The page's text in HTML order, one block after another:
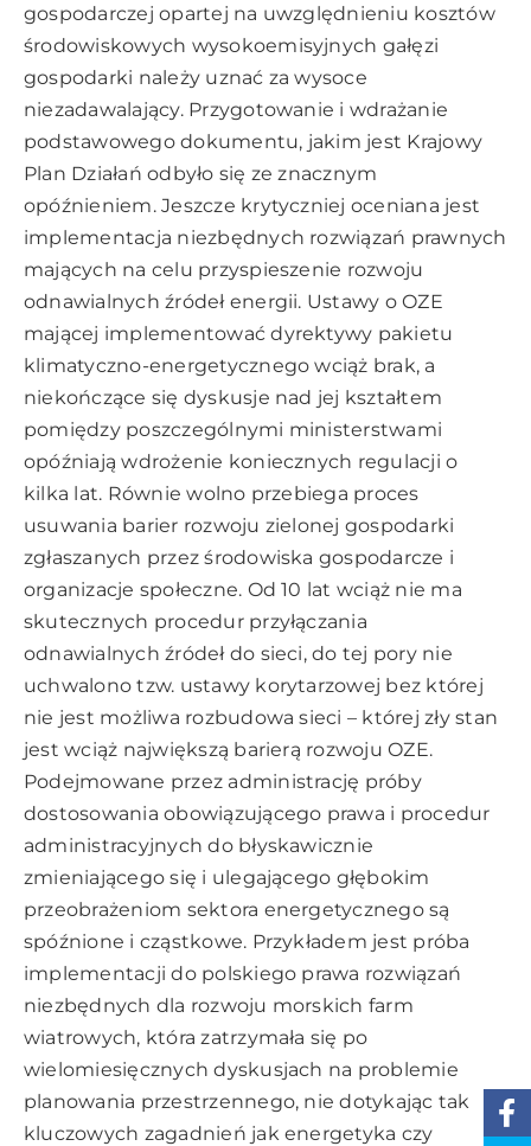
gospodarczej opartej na uwzględnieniu kosztów
środowiskowych wysokoemisyjnych gałęzi
gospodarki należy uznać za wysoce
niezadawalający. Przygotowanie i wdrażanie
podstawowego dokumentu, jakim jest Krajowy
Plan Działań odbyło się ze znacznym
opóźnieniem. Jeszcze krytyczniej oceniana jest
implementacja niezbędnych rozwiązań prawnych
mających na celu przyspieszenie rozwoju
odnawialnych źródeł energii. Ustawy o OZE
mającej implementować dyrektywy pakietu
klimatyczno-energetycznego wciąż brak, a
niekończące się dyskusje nad jej kształtem
pomiędzy poszczególnymi ministerstwami
opóźniają wdrożenie koniecznych regulacji o
kilka lat. Równie wolno przebiega proces
usuwania barier rozwoju zielonej gospodarki
zgłaszanych przez środowiska gospodarcze i
organizacje społeczne. Od 10 lat wciąż nie ma
skutecznych procedur przyłączania
odnawialnych źródeł do sieci, do tej pory nie
uchwalono tzw. ustawy korytarzowej bez której
nie jest możliwa rozbudowa sieci – której zły stan
jest wciąż największą barierą rozwoju OZE.
Podejmowane przez administrację próby
dostosowania obowiązującego prawa i procedur
administracyjnych do błyskawicznie
zmieniającego się i ulegającego głębokim
przeobrażeniom sektora energetycznego są
spóźnione i cząstkowe. Przykładem jest próba
implementacji do polskiego prawa rozwiązań
niezbędnych dla rozwoju morskich farm
wiatrowych, która zatrzymała się po
wielomiesięcznych dyskusjach na problemie
planowania przestrzennego, nie dotykając tak
kluczowych zagadnień jak energetyka czy